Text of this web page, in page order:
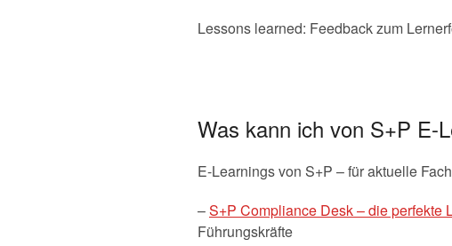
Lessons learned: Feedback zum
Was kann ich von S+P E-
E-Learnings von S+P – für aktuelle
–S+P Compliance Desk – die perfekte
Führungskräfte